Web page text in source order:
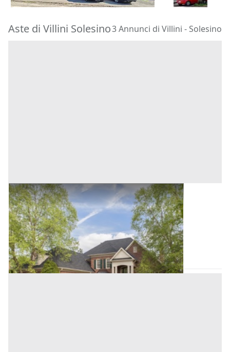
Aste di Villini Solesino3 Annunci di Villini - Solesino
Villini all'asta a Padova
Solesino (Padova)
Offerta minima
114.000 € 152.000 €
Codice asta:AJ7472414
Asta chiusa